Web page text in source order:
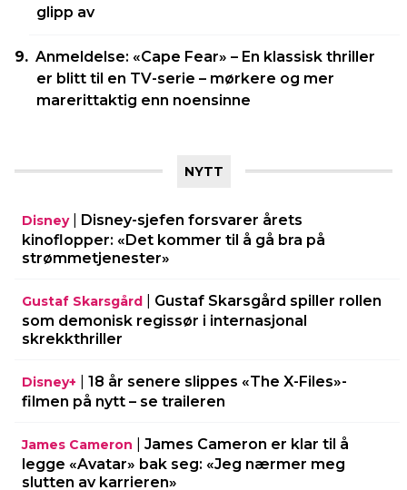
glipp av
Anmeldelse: «Cape Fear» – En klassisk thriller
er blitt til en TV-serie – mørkere og mer
marerittaktig enn noensinne
NYTT
Disney| Disney-sjefen forsvarer årets
kinoflopper: «Det kommer til å gå bra på
strømmetjenester»
Gustaf Skarsgård
Gustaf Skarsgård spiller rollen
som demonisk regissør i internasjonal
skrekkthriller
Disney+
18 år senere slippes «The X-Files»-
filmen på nytt – se traileren
James Cameron
James Cameron er klar til å
legge «Avatar» bak seg: «Jeg nærmer meg
slutten av karrieren»